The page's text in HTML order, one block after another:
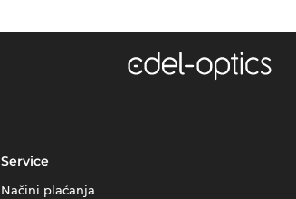
Service
Načini plaćanja